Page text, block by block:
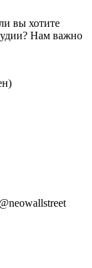
вы хотите
Нам важно
@neowallstreet